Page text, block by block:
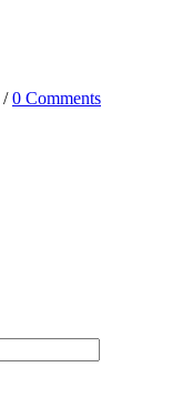
/ 0 Comments